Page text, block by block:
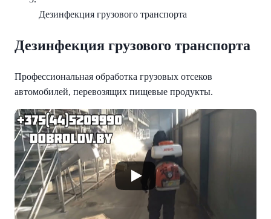
Дезинфекция грузового транспорта
Дезинфекция грузового транспорта
Профессиональная обработка грузовых отсеков
автомобилей, перевозящих пищевые продукты.